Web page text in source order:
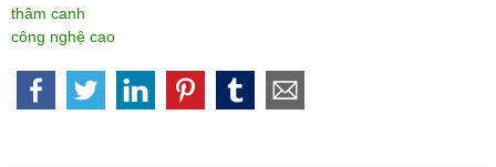
thâm canh
công nghệ cao